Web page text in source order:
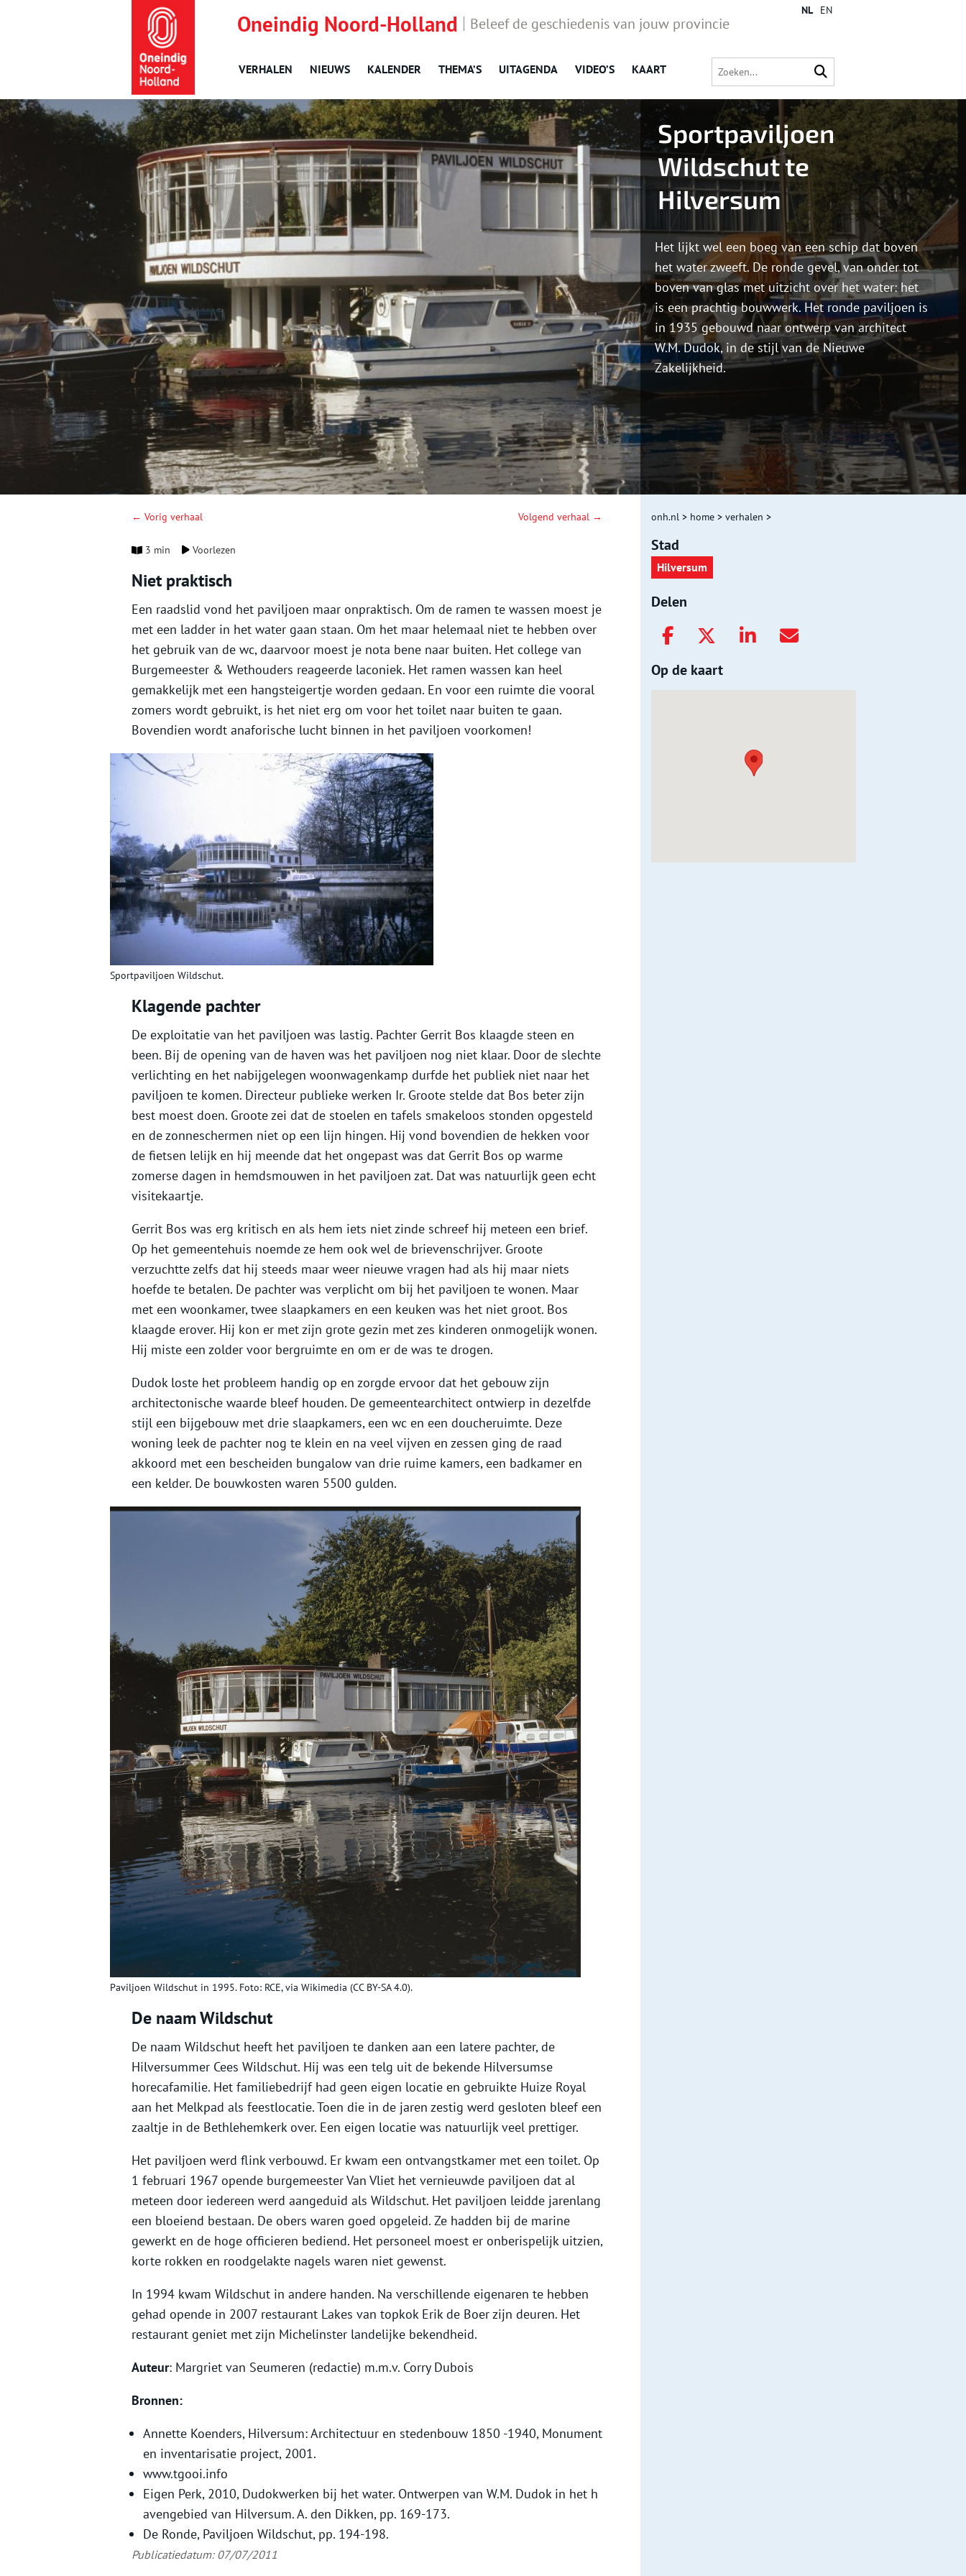
Oneindig Noord-Holland Beleef de geschiedenis van jouw provincie
VERHALEN NIEUWS KALENDER THEMA’S UITAGENDA VIDEO’S KAART
NL EN
Sportpaviljoen
Wildschut te
Hilversum
Het lijkt wel een boeg van een schip dat boven
het water zweeft. De ronde gevel, van onder tot
boven van glas met uitzicht over het water: het
is een prachtig bouwwerk. Het ronde paviljoen is
in 1935 gebouwd naar ontwerp van architect
W.M. Dudok, in de stijl van de Nieuwe
Zakelijkheid.
← Vorig verhaal Volgend verhaal →
3 min Voorlezen
Niet praktisch
Een raadslid vond het paviljoen maar onpraktisch. Om de ramen te wassen moest je
met een ladder in het water gaan staan. Om het maar helemaal niet te hebben over
het gebruik van de wc, daarvoor moest je nota bene naar buiten. Het college van
Burgemeester & Wethouders reageerde laconiek. Het ramen wassen kan heel
gemakkelijk met een hangsteigertje worden gedaan. En voor een ruimte die vooral
zomers wordt gebruikt, is het niet erg om voor het toilet naar buiten te gaan.
Bovendien wordt anaforische lucht binnen in het paviljoen voorkomen!
Sportpaviljoen Wildschut.
Klagende pachter
De exploitatie van het paviljoen was lastig. Pachter Gerrit Bos klaagde steen en
been. Bij de opening van de haven was het paviljoen nog niet klaar. Door de slechte
verlichting en het nabijgelegen woonwagenkamp durfde het publiek niet naar het
paviljoen te komen. Directeur publieke werken Ir. Groote stelde dat Bos beter zijn
best moest doen. Groote zei dat de stoelen en tafels smakeloos stonden opgesteld
en de zonneschermen niet op een lijn hingen. Hij vond bovendien de hekken voor
de fietsen lelijk en hij meende dat het ongepast was dat Gerrit Bos op warme
zomerse dagen in hemdsmouwen in het paviljoen zat. Dat was natuurlijk geen echt
visitekaartje.
Gerrit Bos was erg kritisch en als hem iets niet zinde schreef hij meteen een brief.
Op het gemeentehuis noemde ze hem ook wel de brievenschrijver. Groote
verzuchtte zelfs dat hij steeds maar weer nieuwe vragen had als hij maar niets
hoefde te betalen. De pachter was verplicht om bij het paviljoen te wonen. Maar
met een woonkamer, twee slaapkamers en een keuken was het niet groot. Bos
klaagde erover. Hij kon er met zijn grote gezin met zes kinderen onmogelijk wonen.
Hij miste een zolder voor bergruimte en om er de was te drogen.
Dudok loste het probleem handig op en zorgde ervoor dat het gebouw zijn
architectonische waarde bleef houden. De gemeentearchitect ontwierp in dezelfde
stijl een bijgebouw met drie slaapkamers, een wc en een doucheruimte. Deze
woning leek de pachter nog te klein en na veel vijven en zessen ging de raad
akkoord met een bescheiden bungalow van drie ruime kamers, een badkamer en
een kelder. De bouwkosten waren 5500 gulden.
Paviljoen Wildschut in 1995. Foto: RCE, via Wikimedia (CC BY-SA 4.0).
De naam Wildschut
De naam Wildschut heeft het paviljoen te danken aan een latere pachter, de
Hilversummer Cees Wildschut. Hij was een telg uit de bekende Hilversumse
horecafamilie. Het familiebedrijf had geen eigen locatie en gebruikte Huize Royal
aan het Melkpad als feestlocatie. Toen die in de jaren zestig werd gesloten bleef een
zaaltje in de Bethlehemkerk over. Een eigen locatie was natuurlijk veel prettiger.
Het paviljoen werd flink verbouwd. Er kwam een ontvangstkamer met een toilet. Op
1 februari 1967 opende burgemeester Van Vliet het vernieuwde paviljoen dat al
meteen door iedereen werd aangeduid als Wildschut. Het paviljoen leidde jarenlang
een bloeiend bestaan. De obers waren goed opgeleid. Ze hadden bij de marine
gewerkt en de hoge officieren bediend. Het personeel moest er onberispelijk uitzien,
korte rokken en roodgelakte nagels waren niet gewenst.
In 1994 kwam Wildschut in andere handen. Na verschillende eigenaren te hebben
gehad opende in 2007 restaurant Lakes van topkok Erik de Boer zijn deuren. Het
restaurant geniet met zijn Michelinster landelijke bekendheid.
Auteur: Margriet van Seumeren (redactie) m.m.v. Corry Dubois
Bronnen:
Annette Koenders, Hilversum: Architectuur en stedenbouw 1850 -1940, Monument
en inventarisatie project, 2001.
www.tgooi.info
Eigen Perk, 2010, Dudokwerken bij het water. Ontwerpen van W.M. Dudok in het h
avengebied van Hilversum. A. den Dikken, pp. 169-173.
De Ronde, Paviljoen Wildschut, pp. 194-198.
Publicatiedatum: 07/07/2011
onh.nl > home > verhalen >
Stad
Hilversum
Delen
Op de kaart